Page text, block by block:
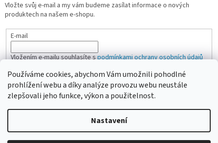
Používáme cookies, abychom Vám umožnili pohodlné
prohlížení webu a díky analýze provozu webu neustále
zlepšovali jeho funkce, výkon a použitelnost.
Nastavení
Vložte svůj e-mail a my vám budeme zasílat informace o nových
produktech na našem e-shopu.
E-mail
Vložením e-mailu souhlasíte spodmínkami ochrany osobních údajů
PŘIHLÁSIT SE
Vytvořil Shoptet